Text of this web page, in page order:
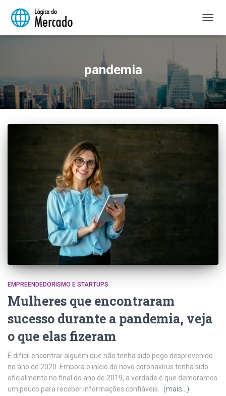
pandemia
EMPREENDEDORISMO E STARTUPS
Mulheres que encontraram
sucesso durante a pandemia, veja
o que elas fizeram
É difícil encontrar alguém que não tenha sido pego desprevenido
no ano de 2020. Embora o início do novo coronavírus tenha sido
oficialmente no final do ano de 2019, a verdade é que demoramos
um pouco para receber informações confiáveis.
(mais…)